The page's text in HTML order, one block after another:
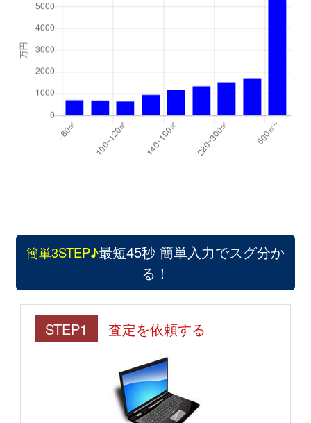
簡単3STEP♪最短45秒 簡単入力でスグ分か
る！
STEP1 査定を依頼する